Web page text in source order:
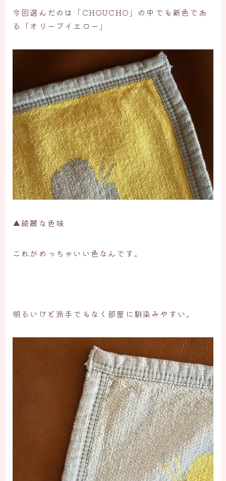
今回選んだのは「CHOUCHO」の中でも新色であ
る「オリーブイエロー」
▲綺麗な色味
これがめっちゃいい色なんです。
明るいけど派手でもなく部屋に馴染みやすい。